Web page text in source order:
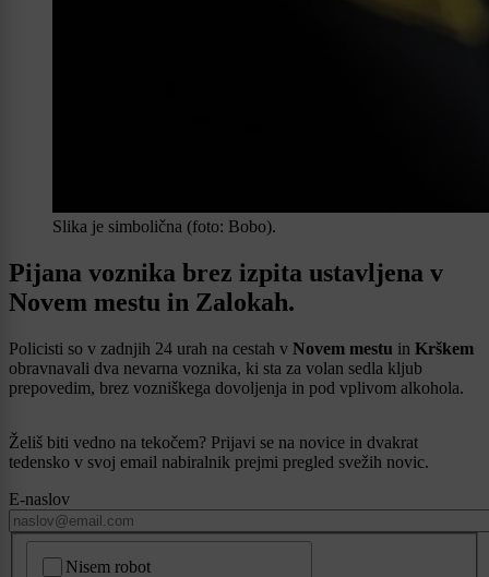
Slika je simbolična (foto: Bobo).
Pijana voznika brez izpita ustavljena v
Novem mestu in Zalokah.
Policisti so v zadnjih 24 urah na cestah v Novem mestu in Krškem
obravnavali dva nevarna voznika, ki sta za volan sedla kljub
prepovedim, brez vozniškega dovoljenja in pod vplivom alkohola.
Želiš biti vedno na tekočem? Prijavi se na novice in dvakrat
tedensko v svoj email nabiralnik prejmi pregled svežih novic.
E-naslov
Nisem robot